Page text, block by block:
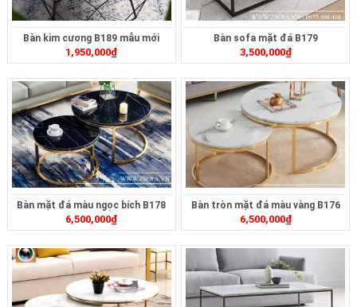
Bàn kim cương B189 mẫu mới
1,950,000₫
Bàn sofa mặt đá B179
3,500,000₫
Bàn mặt đá màu ngọc bích B178
6,500,000₫
Bàn tròn mặt đá màu vàng B176
6,500,000₫